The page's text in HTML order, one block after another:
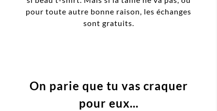
pour toute autre bonne raison, les échanges
sont gratuits.
On parie que tu vas craquer
pour eux...